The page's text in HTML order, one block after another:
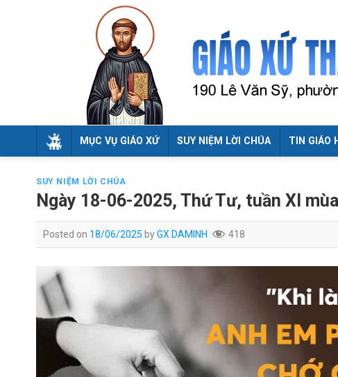
MỤC VỤ GIÁO XỨ SUY NIỆM LỜI CHÚA TIN GIÁO
SUY NIỆM LỜI CHÚA
Ngày 18-06-2025, Thứ Tư, tuần XI
Posted on 18/06/2025 byGX DAMINH 418